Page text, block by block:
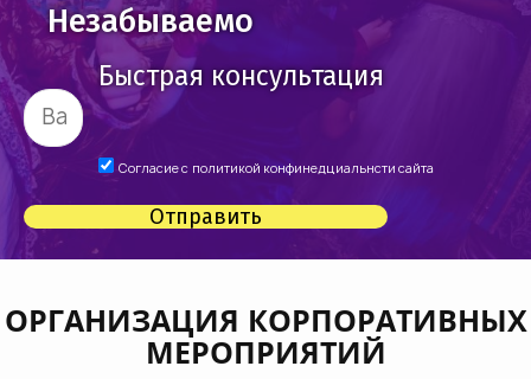
Незабываемо
Быстрая консультация
Согласие с политикой конфинедциальнсти сайта
Отправить
ОРГАНИЗАЦИЯ КОРПОРАТИВНЫХ
МЕРОПРИЯТИЙ